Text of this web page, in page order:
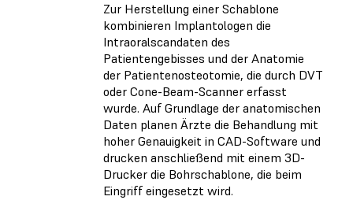
Zur Herstellung einer Schablone
kombinieren Implantologen die
Intraoralscandaten des
Patientengebisses und der Anatomie
der Patientenosteotomie, die durch DVT
oder Cone-Beam-Scanner erfasst
wurde. Auf Grundlage der anatomischen
Daten planen Ärzte die Behandlung mit
hoher Genauigkeit in CAD-Software und
drucken anschließend mit einem 3D-
Drucker die Bohrschablone, die beim
Eingriff eingesetzt wird.